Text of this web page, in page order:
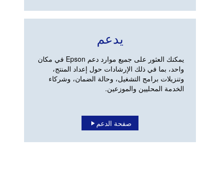
يدعم
يمكنك العثور على جميع موارد دعم Epson في مكان
واحد، بما في ذلك الإرشادات حول إعداد المنتج،
وتنزيلات برامج التشغيل، وحالة الضمان، وشركاء
الخدمة المحليين والموزعين.
صفحة الدعم